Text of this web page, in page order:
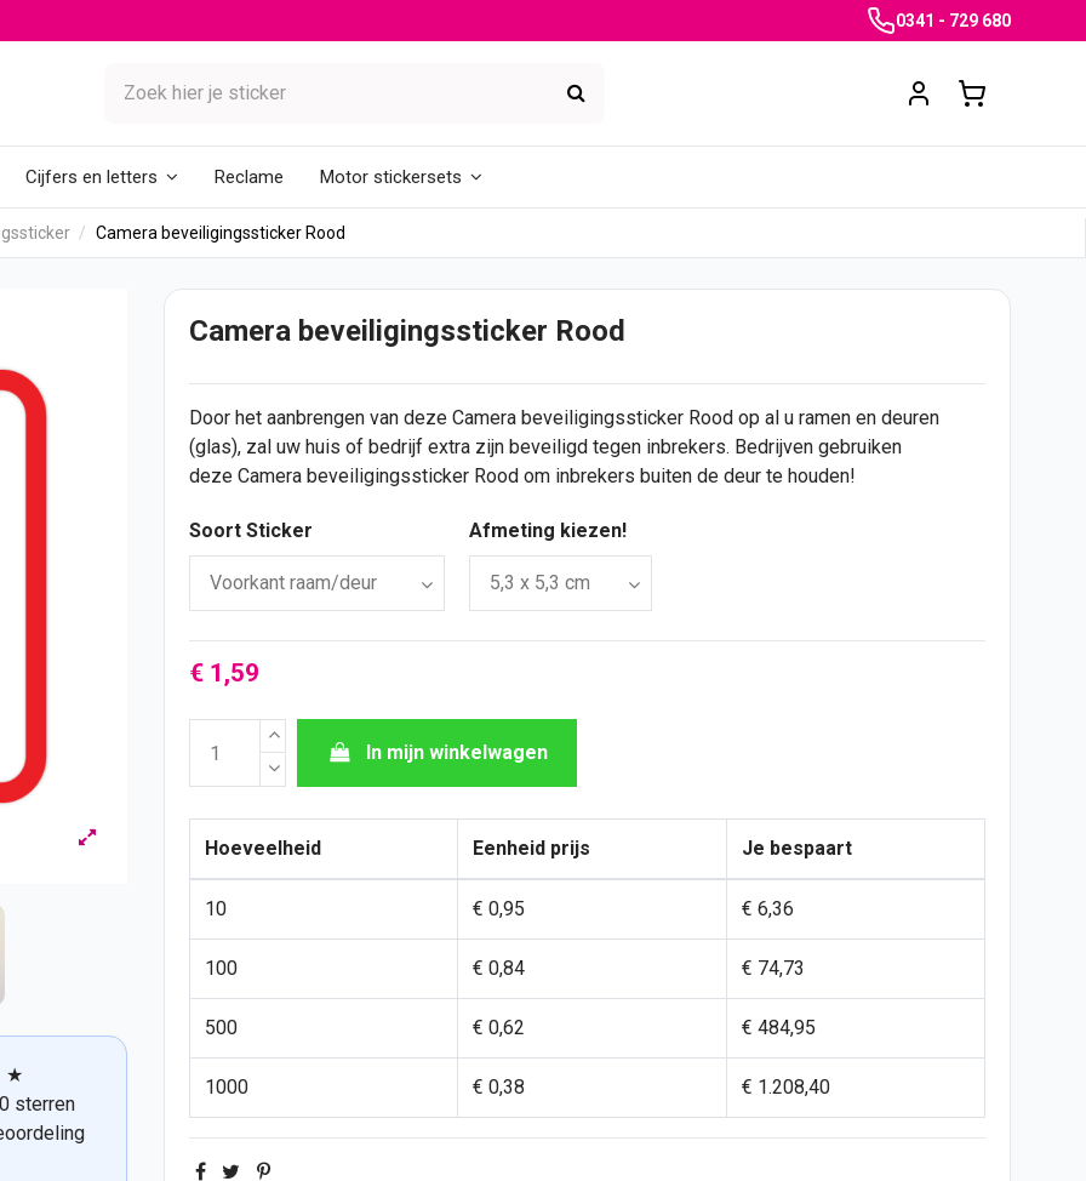
0341 - 729 680
Cijfers en letters Reclame Motor stickersets
Camera beveiligingssticker Rood
★
sterren
Camera beveiligingssticker Rood
Door het aanbrengen van deze Camera beveiligingssticker Rood op al u ramen en deuren
(glas), zal uw huis of bedrijf extra zijn beveiligd tegen inbrekers. Bedrijven gebruiken
deze Camera beveiligingssticker Rood om inbrekers buiten de deurte houden!
Soort Sticker Afmeting kiezen!
€ 1,59
In mijn winkelwagen
Hoeveelheid Eenheid prijs Je bespaart
10 € 0,95 € 6,36
100 € 0,84 € 74,73
500 € 0,62 € 484,95
1000 € 0,38 € 1.208,40